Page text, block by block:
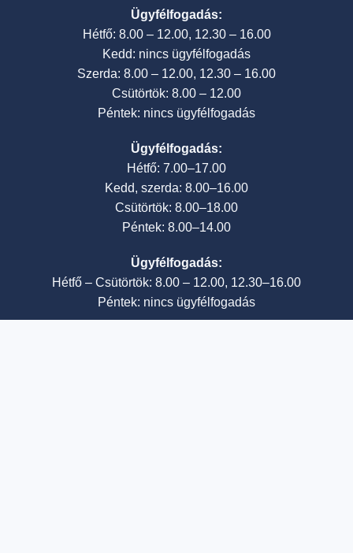
Ügyfélfogadás:
Hétfő: 8.00 – 12.00, 12.30 – 16.00
Kedd: nincs ügyfélfogadás
Szerda: 8.00 – 12.00, 12.30 – 16.00
Csütörtök: 8.00 – 12.00
Péntek: nincs ügyfélfogadás
Ügyfélfogadás:
Hétfő: 7.00–17.00
Kedd, szerda: 8.00–16.00
Csütörtök: 8.00–18.00
Péntek: 8.00–14.00
Ügyfélfogadás:
Hétfő – Csütörtök: 8.00 – 12.00, 12.30–16.00
Péntek: nincs ügyfélfogadás